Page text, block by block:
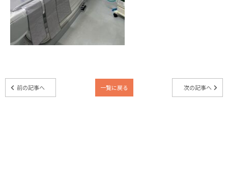
前の記事へ 一覧に戻る 次の記事へ